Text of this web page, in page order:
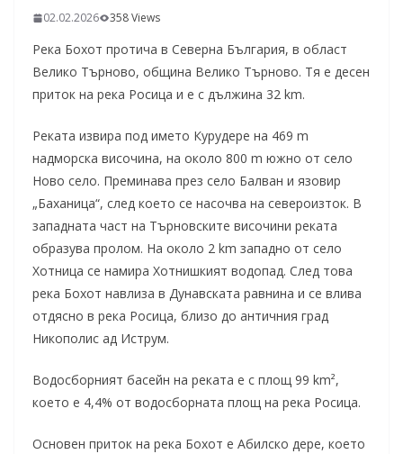
02.02.2026 358 Views
Река Бохот протича в Северна България, в област
Велико Търново, община Велико Търново. Тя е десен
приток на река Росица и е с дължина 32 km.
Реката извира под името Курудере на 469 m
надморска височина, на около 800 m южно от село
Ново село. Преминава през село Балван и язовир
„Баханица“, след което се насочва на североизток. В
западната част на Търновските височини реката
образува пролом. На около 2 km западно от село
Хотница се намира Хотнишкият водопад. След това
река Бохот навлиза в Дунавската равнина и се влива
отдясно в река Росица, близо до античния град
Никополис ад Иструм.
Водосборният басейн на реката е с площ 99 km²,
което е 4,4% от водосборната площ на река Росица.
Основен приток на река Бохот е Абилско дере, което